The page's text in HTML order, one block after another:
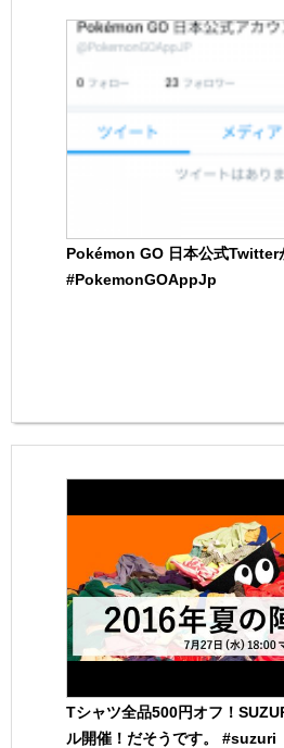
Pokémon GO 日本公式Twitter
#PokemonGOAppJp
Tシャツ全品500円オフ！
ル開催！だそうです。 #suzuri